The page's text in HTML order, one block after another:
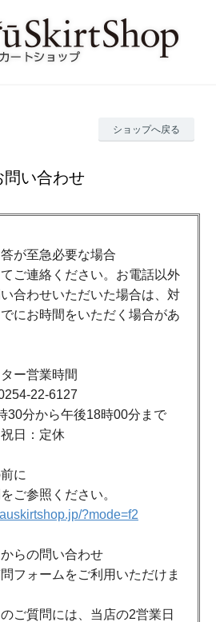
ショップへ戻る
問い合わせ
が至急必要な場合
ご連絡ください。お電話以外
合わせいただいた場合は、対
にお時間をいただく場合があ
ー営業時間
22-6127
30分から午後18時00分まで
日：定休
に
ご参照ください。
?mode=f2
らの問い合わせ
フォームをご利用いただけま
ご質問には、当店の2営業日